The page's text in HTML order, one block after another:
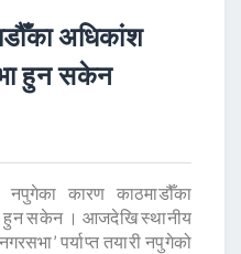
अधिकांश
हुन सकेन
नपुगेका कारण काठमाडौँका
हुन सकेन । आजदेखि स्थानीय
पर्याप्त तयारी नपुगेको